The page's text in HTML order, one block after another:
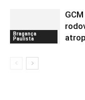
Bragança
Paulista